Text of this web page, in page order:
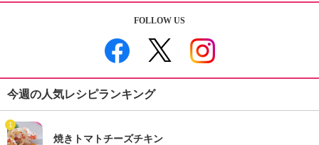
FOLLOW US
今週の人気レシピランキング
1
焼きトマトチーズチキン